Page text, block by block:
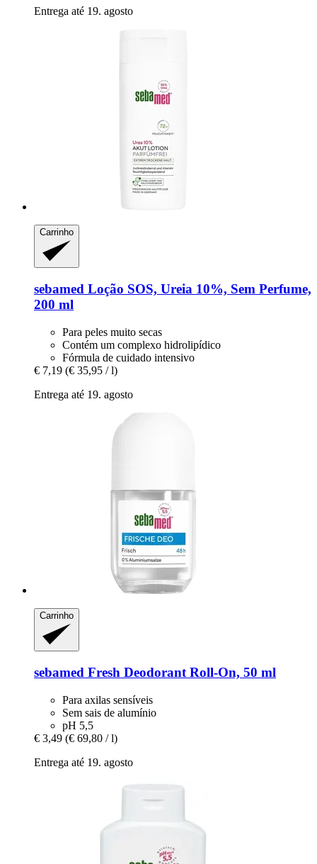
Entrega até 19. agosto
Carrinho
sebamed Loção SOS, Ureia 10%, Sem Perfume,
200 ml
Para peles muito secas
Contém um complexo hidrolipídico
Fórmula de cuidado intensivo
€ 7,19 (€ 35,95 / l)
Entrega até 19. agosto
Carrinho
sebamed Fresh Deodorant Roll-​On, 50 ml
Para axilas sensíveis
Sem sais de alumínio
pH 5,5
€ 3,49 (€ 69,80 / l)
Entrega até 19. agosto